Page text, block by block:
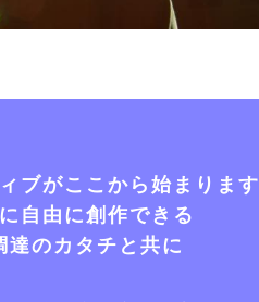
ブがここから始まります
自由に創作できる
達のカタチと共に